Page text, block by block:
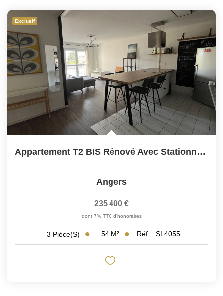
Exclusif
Appartement T2 BIS Rénové Avec Stationnement À Angers La...
Angers
235 400 €
dont 7% TTC d'honoraires
3 Pièce(s) 54 M² Réf : SL4055